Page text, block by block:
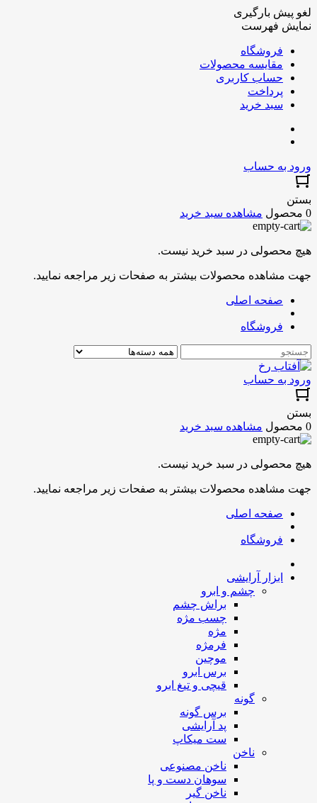
لغو پیش بارگیری
نمایش فهرست
فروشگاه
مقایسه محصولات
حساب کاربری
پرداخت
سبد خرید
ورود به حساب
بستن
0 محصول
مشاهده سبد خرید
هیچ محصولی در سبد خرید نیست.
جهت مشاهده محصولات بیشتر به صفحات زیر مراجعه نمایید.
صفحه اصلی
فروشگاه
ورود به حساب
بستن
0 محصول
مشاهده سبد خرید
هیچ محصولی در سبد خرید نیست.
جهت مشاهده محصولات بیشتر به صفحات زیر مراجعه نمایید.
صفحه اصلی
فروشگاه
ابزار آرایشی
چشم و ابرو
براش چشم
چسب مژه
مژه
فرمژه
موچین
برس ابرو
قیچی و تیغ ابرو
گونه
برس گونه
پد آرایشی
ست میکاپ
ناخن
ناخن مصنوعی
سوهان دست و پا
ناخن گیر